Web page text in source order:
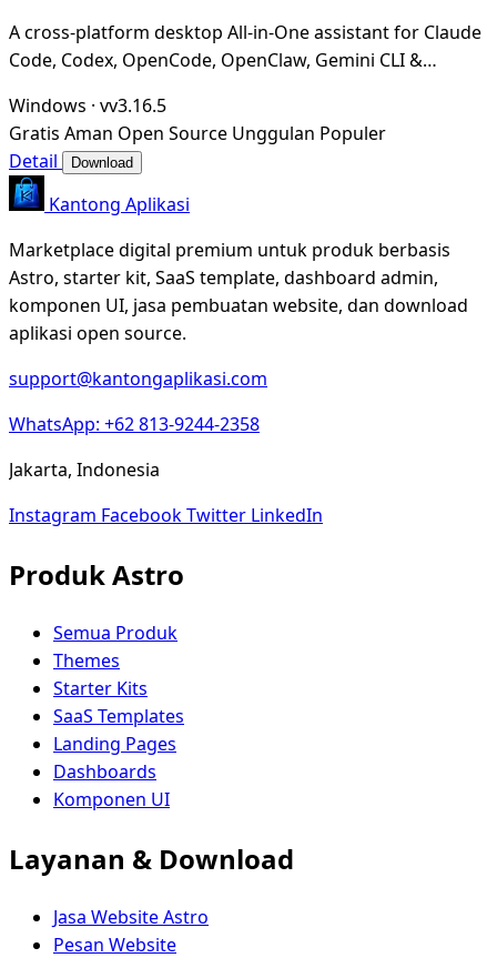
A cross-platform desktop All-in-One assistant for Claude
Code, Codex, OpenCode, OpenClaw, Gemini CLI &
Windows · vv3.16.5
Gratis Aman Open Source Unggulan Populer
Detail
Download
Kantong Aplikasi
Marketplace digital premium untuk produk berbasis
Astro, starter kit, SaaS template, dashboard admin,
komponen UI, jasa pembuatan website, dan download
aplikasi open source.
support@kantongaplikasi.com
WhatsApp: +62 813-9244-2358
Jakarta, Indonesia
Instagram FacebookTwitter LinkedIn
Produk Astro
Semua Produk
Themes
Starter Kits
SaaS Templates
Landing Pages
Dashboards
Komponen UI
Layanan & Download
Jasa Website Astro
Pesan Website